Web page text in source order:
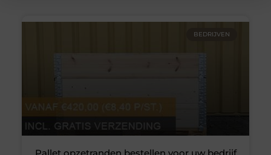
BEDRIJVEN